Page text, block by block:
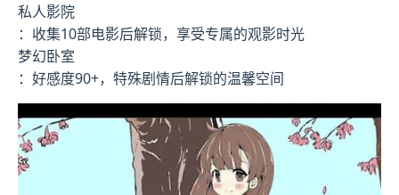
私人影院
：收集10部电影后解锁，享受专属的观影时光
梦幻卧室
：好感度90+，特殊剧情后解锁的温馨空间